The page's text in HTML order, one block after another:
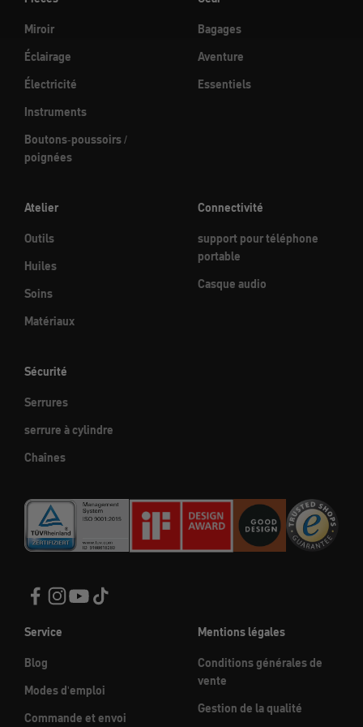
Miroir
Éclairage
Électricité
Instruments
Boutons-poussoirs /
poignées
Bagages
Aventure
Essentiels
Atelier
Outils
Huiles
Soins
Matériaux
Connectivité
support pour téléphone
portable
Casque audio
Sécurité
Serrures
serrure à cylindre
Chaînes
Service
Blog
Modes d'emploi
Commande et envoi
Mentions légales
Conditions générales de
vente
Gestion de la qualité